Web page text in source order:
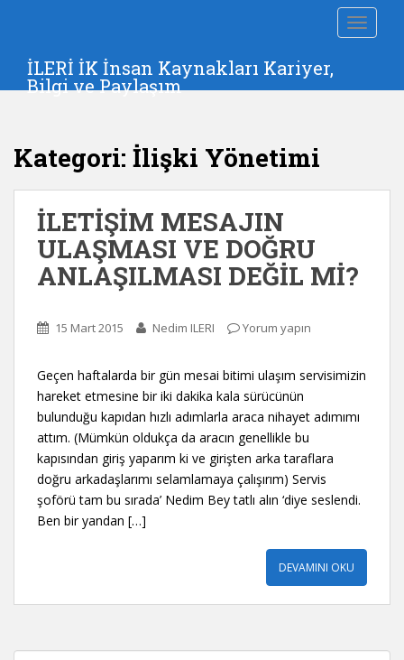
t
İLERİ İK İnsan Kaynakları Kariyer,
Bilgi ve Paylaşım
Kategori: İlişki Yönetimi
İLETİŞİM MESAJIN
ULAŞMASI VE DOĞRU
ANLAŞILMASI DEĞİL Mİ?
15 Mart 2015 Nedim ILERI Yorum yapın
Geçen haftalarda bir gün mesai bitimi ulaşım servisimizin
hareket etmesine bir iki dakika kala sürücünün
bulunduğu kapıdan hızlı adımlarla araca nihayet adımımı
attım. (Mümkün oldukça da aracın genellikle bu
kapısından giriş yaparım ki ve girişten arka taraflara
doğru arkadaşlarımı selamlamaya çalışırım) Servis
şoförü tam bu sırada’ Nedim Bey tatlı alın ‘diye seslendi.
Ben bir yandan […]
DEVAMINI OKU